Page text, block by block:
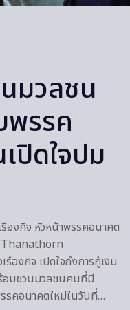
มวลชน
รรค
ปิดใจปม
องกิจ หัวหน้าพรรคอนาคต
Thanathorn
องกิจ เปิดใจถึงการกู้เงิน
อมชวนมวลชนคนที่มี
คอนาคตใหม่ในวันที่…